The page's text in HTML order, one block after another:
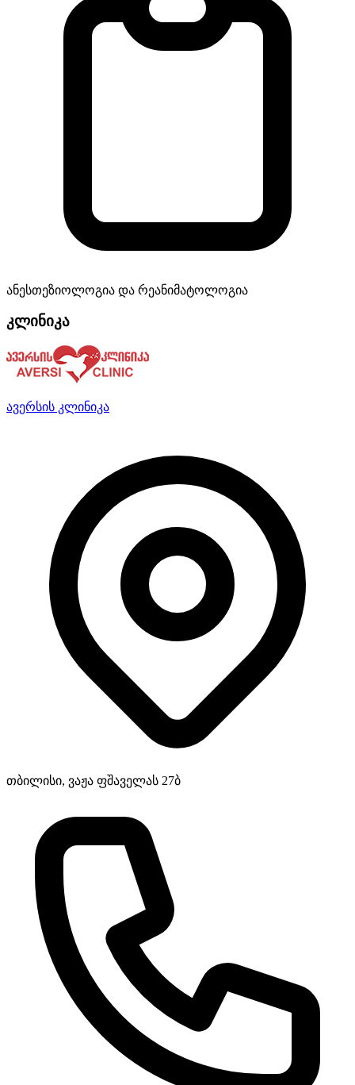
ანესთეზიოლოგია და რეანიმატოლოგია
კლინიკა
ავერსის კლინიკა
თბილისი, ვაჟა ფშაველას 27ბ